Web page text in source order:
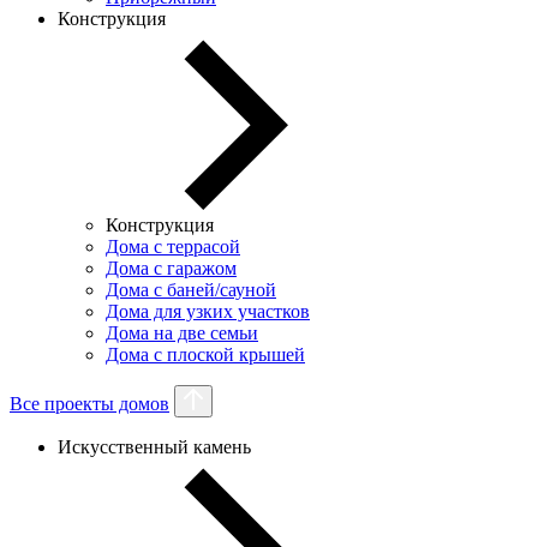
Конструкция
Конструкция
Дома с террасой
Дома с гаражом
Дома с баней/сауной
Дома для узких участков
Дома на две семьи
Дома с плоской крышей
Все проекты домов
Искусственный камень